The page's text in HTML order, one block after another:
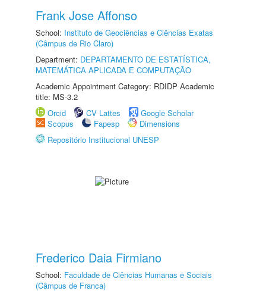
Frank Jose Affonso
School: Instituto de Geociências e Ciências Exatas
(Câmpus de Rio Claro)
Department: DEPARTAMENTO DE ESTATÍSTICA,
MATEMÁTICA APLICADA E COMPUTAÇÃO
Academic Appointment Category: RDIDP Academic
title: MS-3.2
Orcid
CV Lattes
Google Scholar
Scopus
Fapesp
Dimensions
Repositório Institucional UNESP
Frederico Daia Firmiano
School: Faculdade de Ciências Humanas e Sociais
(Câmpus de Franca)